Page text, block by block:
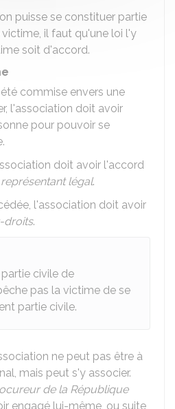
puisse se constituer partie
il faut qu'une loi l'y
soit d'accord.
commise envers une
l'association doit avoir
pour pouvoir se
doit avoir l'accord
représentant légal.
l'association doit avoir
droits.
civile de
pas la victime de se
partie civile.
ne peut pas être à
mais peut s'y associer.
de la République
engagé lui-même, ou suite